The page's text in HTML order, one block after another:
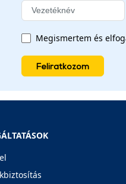
Megismertem és
Feliratkozom